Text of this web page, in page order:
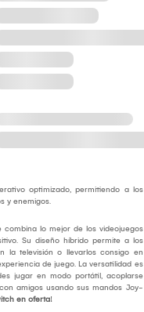
optimizado, permitiendo a los
y enemigos.
lo mejor de los videojuegos
Su diseño híbrido permite a los
la televisión o llevarlos consigo en
de juego. La versatilidad es
jugar en modo portátil, acoplarse
amigos usando sus mandos Joy-
en oferta!